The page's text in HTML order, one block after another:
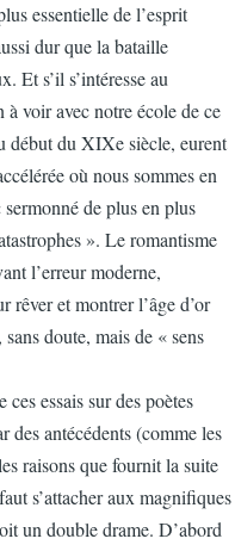
essentielle de l’esprit
dur que la bataille
Et s’il s’intéresse au
à voir avec notre école de ce
début du XIXe siècle, eurent
où nous sommes en
de plus en plus
». Le romantisme
l’erreur moderne,
rêver et montrer l’âge d’or
doute, mais de « sens
essais sur des poètes
des antécédents (comme les
raisons que fournit la suite
s’attacher aux magnifiques
un double drame. D’abord